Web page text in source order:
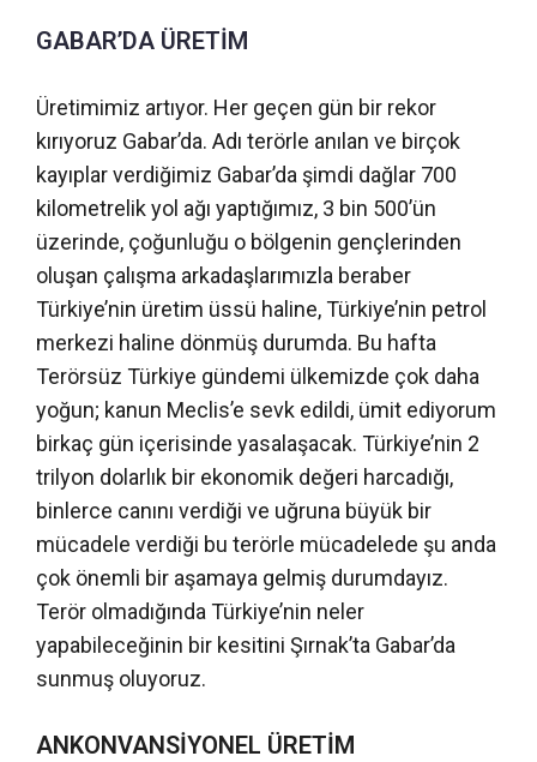
GABAR’DA ÜRETİM
Üretimimiz artıyor. Her geçen gün bir rekor
kırıyoruz Gabar’da. Adı terörle anılan ve birçok
kayıplar verdiğimiz Gabar’da şimdi dağlar 700
kilometrelik yol ağı yaptığımız, 3 bin 500’ün
üzerinde, çoğunluğu o bölgenin gençlerinden
oluşan çalışma arkadaşlarımızla beraber
Türkiye’nin üretim üssü haline, Türkiye’nin petrol
merkezi haline dönmüş durumda. Bu hafta
Terörsüz Türkiye gündemi ülkemizde çok daha
yoğun; kanun Meclis’e sevk edildi, ümit ediyorum
birkaç gün içerisinde yasalaşacak. Türkiye’nin 2
trilyon dolarlık bir ekonomik değeri harcadığı,
binlerce canını verdiği ve uğruna büyük bir
mücadele verdiği bu terörle mücadelede şu anda
çok önemli bir aşamaya gelmiş durumdayız.
Terör olmadığında Türkiye’nin neler
yapabileceğinin bir kesitini Şırnak’ta Gabar’da
sunmuş oluyoruz.
ANKONVANSİYONEL ÜRETİM